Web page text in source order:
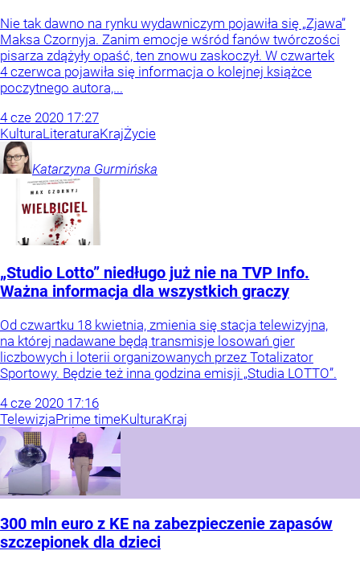
Nie tak dawno na rynku wydawniczym pojawiła się „Zjawa”
Maksa Czornyja. Zanim emocje wśród fanów twórczości
pisarza zdążyły opaść, ten znowu zaskoczył. W czwartek
4 czerwca pojawiła się informacja o kolejnej książce
poczytnego autora,...
4 cze 2020 17:27
KulturaLiteraturaKrajŻycie
Katarzyna Gurmińska
„Studio Lotto” niedługo już nie na TVP Info.
Ważna informacja dla wszystkich graczy
Od czwartku 18 kwietnia, zmienia się stacja telewizyjna,
na której nadawane będą transmisje losowań gier
liczbowych i loterii organizowanych przez Totalizator
Sportowy. Będzie też inna godzina emisji „Studia LOTTO”.
4 cze 2020 17:16
TelewizjaPrime timeKulturaKraj
300 mln euro z KE na zabezpieczenie zapasów
szczepionek dla dzieci